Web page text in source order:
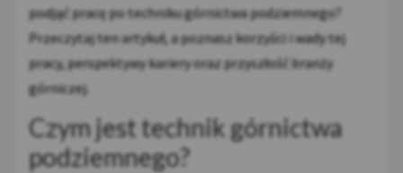
podjąć pracę po techniku górnictwa podziemnego?
Przeczytaj ten artykuł, a poznasz korzyści i wady tej
pracy, perspektywy kariery oraz przyszłość branży
górniczej.
Czym jest technik górnictwa
podziemnego?